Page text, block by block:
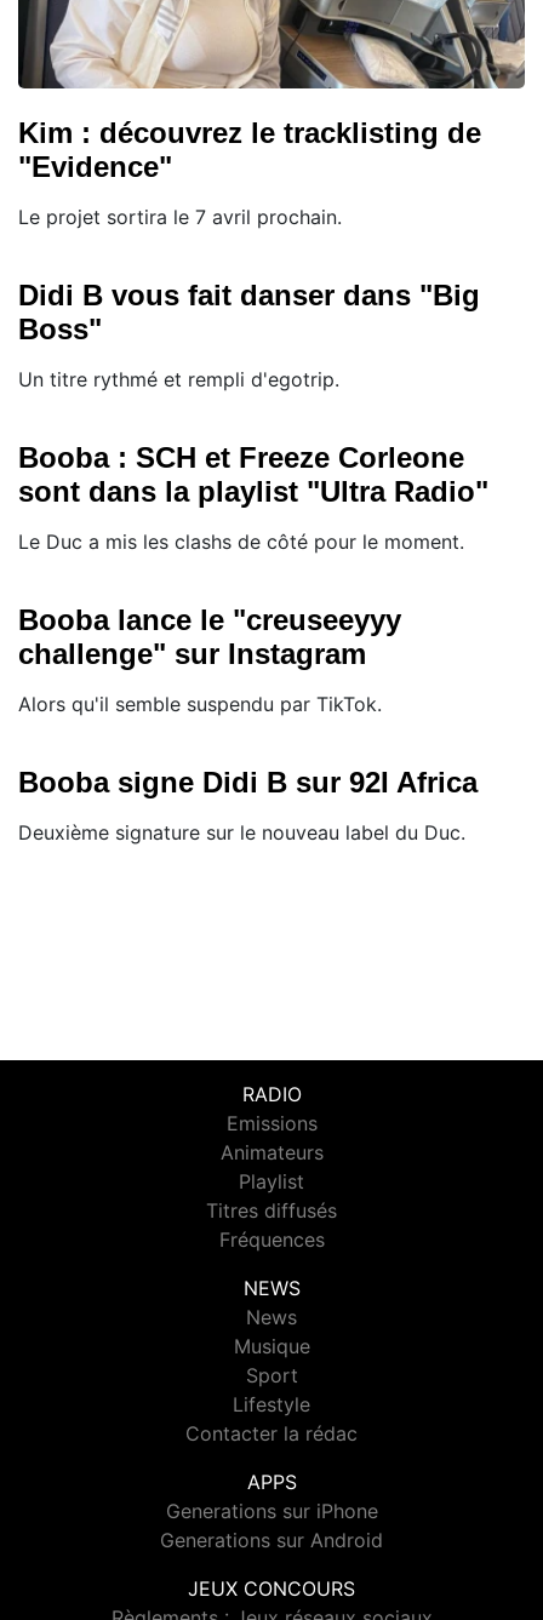
Kim : découvrez le tracklisting de
"Evidence"
Le projet sortira le 7 avril prochain.
Didi B vous fait danser dans "Big
Boss"
Un titre rythmé et rempli d'egotrip.
Booba : SCH et Freeze Corleone
sont dans la playlist "Ultra Radio"
Le Duc a mis les clashs de côté pour le moment.
Booba lance le "creuseeyyy
challenge" sur Instagram
Alors qu'il semble suspendu par TikTok.
Booba signe Didi B sur 92I Africa
Deuxième signature sur le nouveau label du Duc.
RADIO
Emissions
Animateurs
Playlist
Titres diffusés
Fréquences
NEWS
News
Musique
Sport
Lifestyle
Contacter la rédac
APPS
Generations sur iPhone
Generations sur Android
JEUX CONCOURS